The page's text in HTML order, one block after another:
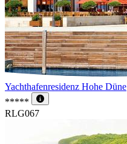
Yachthafenresidenz Hohe Düne
*****
RLG067